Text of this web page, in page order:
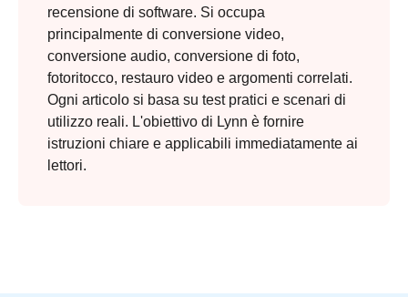
recensione di software. Si occupa
principalmente di conversione video,
conversione audio, conversione di foto,
fotoritocco, restauro video e argomenti correlati.
Ogni articolo si basa su test pratici e scenari di
utilizzo reali. L'obiettivo di Lynn è fornire
istruzioni chiare e applicabili immediatamente ai
lettori.